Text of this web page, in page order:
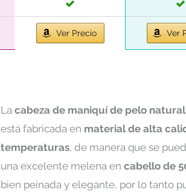
Ver Precio Ver
La cabeza de maniquí de pelo natural
está fabricada en material de alta
temperaturas, de manera que se
una excelente melena en cabello de
bien peinada y elegante, por lo tanto